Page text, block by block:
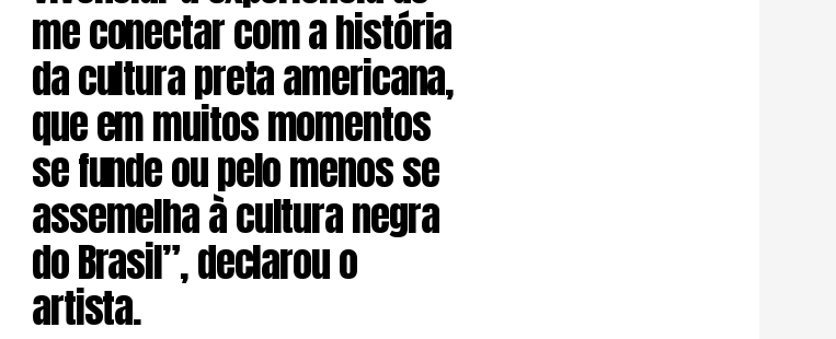
me conectar com a história
da cultura preta americana,
que em muitos momentos
se funde ou pelo menos se
assemelha à cultura negra
do Brasil”, declarou o
artista.